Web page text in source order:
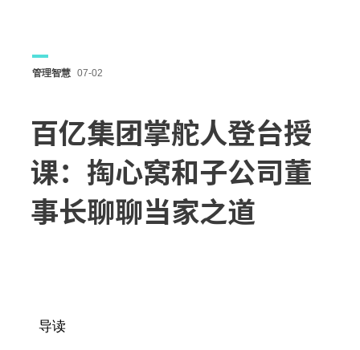
管理智慧 07-02
百亿集团掌舵人登台授
课：掏心窝和子公司董
事长聊聊当家之道
导读